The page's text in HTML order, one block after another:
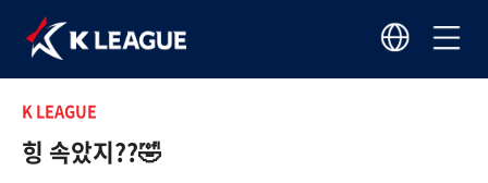
K LEAGUE
힝 속았지??🤣